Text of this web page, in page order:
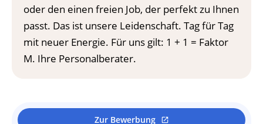
oder den einen freien Job, der perfekt zu Ihnen
passt. Das ist unsere Leidenschaft. Tag für Tag
mit neuer Energie. Für uns gilt: 1 + 1 = Faktor
M. Ihre Personalberater.
Zur Bewerbung open_in_new